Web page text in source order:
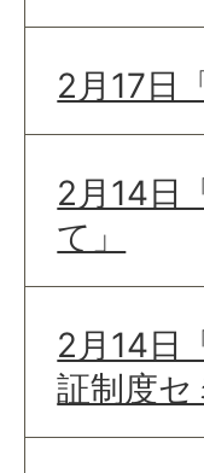
2月17日
2月14日
て」
2月14日
証制度セ